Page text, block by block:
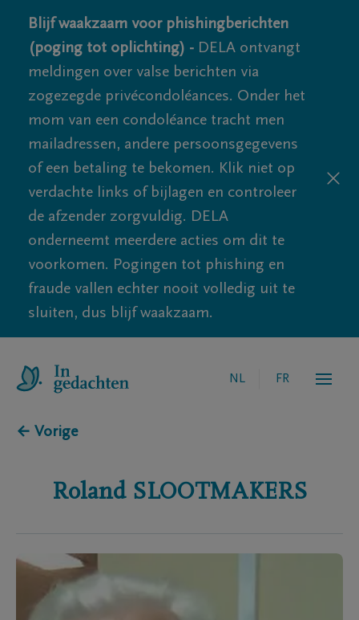
Blijf waakzaam voor phishingberichten
(poging tot oplichting) - DELA ontvangt
meldingen over valse berichten via
zogezegde privécondoléances. Onder het
mom van een condoléance tracht men
mailadressen, andere persoonsgegevens
of een betaling te bekomen. Klik niet op
verdachte links of bijlagen en controleer
de afzender zorgvuldig. DELA
onderneemt meerdere acties om dit te
voorkomen. Pogingen tot phishing en
fraude vallen echter nooit volledig uit te
sluiten, dus blijf waakzaam.
NL FR
← Vorige
Roland SLOOTMAKERS